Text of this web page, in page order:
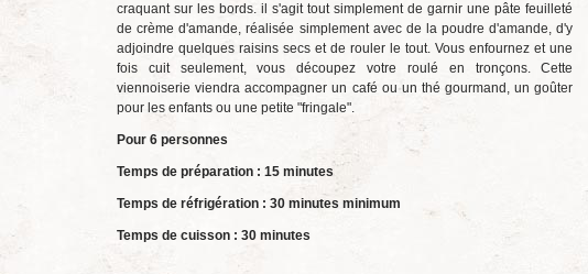
craquant sur les bords. il s'agit tout simplement de garnir une pâte feuilleté
de crème d'amande, réalisée simplement avec de la poudre d'amande, d'y
adjoindre quelques raisins secs et de rouler le tout. Vous enfournez et une
fois cuit seulement, vous découpez votre roulé en tronçons. Cette
viennoiserie viendra accompagner un café ou un thé gourmand, un goûter
pour les enfants ou une petite "fringale".
Pour 6 personnes
Temps de préparation : 15 minutes
Temps de réfrigération : 30 minutes minimum
Temps de cuisson : 30 minutes